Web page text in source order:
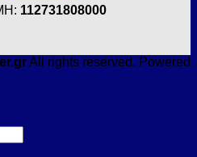
112731808000
All rights reserved. Powered